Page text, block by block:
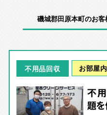
磯城郡田原本町のお客
不用品回収 お部屋
不
題を